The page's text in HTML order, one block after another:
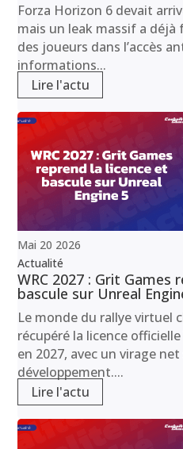
Forza Horizon 6 devait
mais un leak massif a
des joueurs dans l’accès
informations...
Lire l'actu
Mai 20 2026
Actualité
WRC 2027 : Grit Games
bascule sur Unreal
Le monde du rallye virtuel
récupéré la licence
en 2027, avec un virage
développement....
Lire l'actu